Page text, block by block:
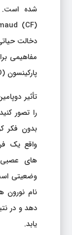
شده است.
دخالت
مفاهیمی
پارکینسون (PD).
تأثیر
را تصور
بدون فکر
واقع یک
وضعیتی
نام نورون
دهد و در
یابد.